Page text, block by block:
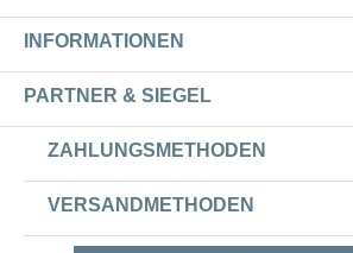
INFORMATIONEN
PARTNER & SIEGEL
ZAHLUNGSMETHODEN
VERSANDMETHODEN